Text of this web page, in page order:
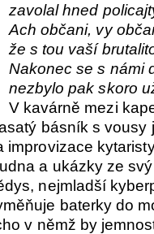
zavolal hned
Ach občani, vy
že s tou vaší
Nakonec se s námi
nezbylo pak skoro
V kavárně mezi
básník s vousy
improvizace
a ukázky ze
nejmladší
baterky do
v němž by